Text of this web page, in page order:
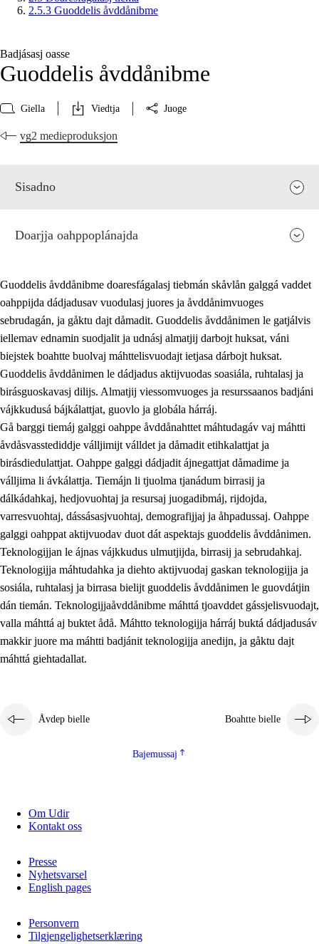
2.5.3 Guoddelis åvddånibme
Badjásasj oasse
Guoddelis åvddånibme
Giella Viedtja Juoge
vg2 medieproduksjon
Sisadno
2. Prinsihpa oahppama, åvddånahttema ja ávddama hárráj
2.1 Sosiála oahppam ja åvddånibme
2.2 Máhtudahka fágáj hárráj
2.3 Vuodulasj tjehpudagá
2.4 Oahppat oahppat
Doaresfágalasj tiemá
2.5 Doaresfágalasj tiemá
2.5.1 Álmmukvarresvuohta ja iellemrijbadibme
Demokratijja ja guojmmeviesátvuohta
2.5.3 Guoddelis åvddånibme
Doarjja oahppoplánajda
Guoddelis åvddånibme doaresfágalasj tiebmán skåvlån galggá vaddet
oahppijda dádjadusav vuodulasj juores ja åvddånimvuoges
sebrudagán, ja gåktu dajt dåmadit. Guoddelis åvddånimen le gatjálvis
iellemav ednamin suodjalit ja udnásj almatjij darbojt huksat, váni
biejstek boahtte buolvaj máhttelisvuodajt ietjasa dárbojt huksat.
Guoddelis åvddånimen le dádjadus aktijvuodas soasiála, ruhtalasj ja
birásguoskavasj dilijs. Almatjij viessomvuoges ja resurssaanos badjáni
vájkkudusá bájkálattjat, guovlo ja globála hárráj.
Gå barggi tiemáj galggi oahppe åvddånahttet máhtudagáv vaj máhtti
åvdåsvasstediddje válljimijt válldet ja dåmadit etihkalattjat ja
birásdiedulattjat. Oahppe galggi dádjadit ájnegattjat dåmadime ja
válljima li ávkálattja. Tiemájn li tjuolma tjanádum birrasij ja
dálkádahkaj, hedjovuohtaj ja resursaj juogadibmáj, rijdojda,
varresvuohtaj, dássásasjvuohtaj, demografijjaj ja åhpadussaj. Oahppe
galggi oahppat aktijvuodav duot dát aspektajs guoddelis åvddånimen.
Teknologijjan le ájnas vájkkudus ulmutjijda, birrasij ja sebrudahkaj.
Teknologijja máhtudahka ja diehto aktijvuodaj gaskan teknologijja ja
sosiála, ruhtalasj ja birrasa bielijt guoddelis åvddånimen le guovdátjin
dán tiemán. Teknologijjaåvddånibme máhttá tjoavddet gássjelisvuodajt,
valla máhttá aj buktet ådå. Máhtto teknologijja hárráj buktá dádjadusáv
makkir juore ma máhtti badjánit teknologijja anedijn, ja gåktu dajt
máhttá giehtadallat.
Åvdep bielle Boahtte bielle
Bajemussaj
Om Udir
Kontakt oss
Presse
Nyhetsvarsel
English pages
Personvern
Tilgjengelighetserklæring